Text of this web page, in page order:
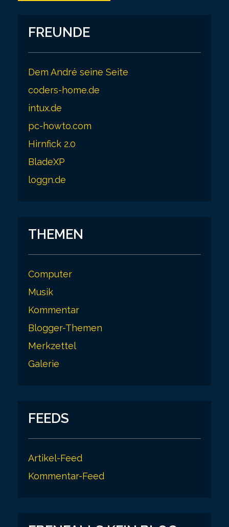
FREUNDE
Dem André seine Seite
coders-home.de
intux.de
pc-howto.com
Hirnfick 2.0
BladeXP
loggn.de
THEMEN
Computer
Musik
Kommentar
Blogger-Themen
Merkzettel
Galerie
FEEDS
Artikel-Feed
Kommentar-Feed